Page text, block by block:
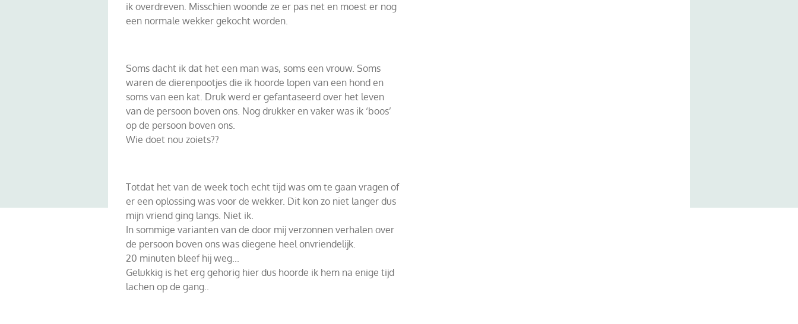
ik overdreven. Misschien woonde ze er pas net en moest er nog
een normale wekker gekocht worden.
Soms dacht ik dat het een man was, soms een vrouw. Soms
waren de dierenpootjes die ik hoorde lopen van een hond en
soms van een kat. Druk werd er gefantaseerd over het leven
van de persoon boven ons. Nog drukker en vaker was ik ‘boos’
op de persoon boven ons.
Wie doet nou zoiets??
Totdat het van de week toch echt tijd was om te gaan vragen of
er een oplossing was voor de wekker. Dit kon zo niet langer dus
mijn vriend ging langs. Niet ik.
In sommige varianten van de door mij verzonnen verhalen over
de persoon boven ons was diegene heel onvriendelijk.
20 minuten bleef hij weg...
Gelukkig is het erg gehorig hier dus hoorde ik hem na enige tijd
lachen op de gang..